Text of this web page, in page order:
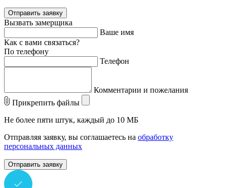
Отправить заявку
Вызвать замерщика
Ваше имя
Как с вами связаться?
По телефону
Телефон
Комментарии и пожелания
Прикрепить файлы
Не более пяти штук, каждый до 10 МБ
Отправляя заявку, вы соглашаетесь на обработку
персональных данных
Отправить заявку